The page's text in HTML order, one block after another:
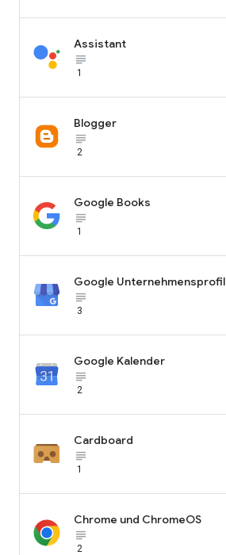
Assistant
subject_black
1
Blogger
subject_black
2
Google Books
subject_black
1
Google Unternehmensprofil
subject_black
3
Google Kalender
subject_black
2
Cardboard
subject_black
1
Chrome und ChromeOS
subject_black
2